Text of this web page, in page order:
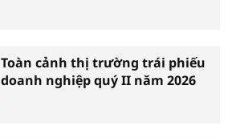
Toàn cảnh thị trường trái phiếu
doanh nghiệp quý II năm 2026